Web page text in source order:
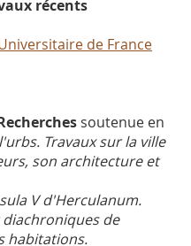
récents
de France
soutenue en
Travaux sur la ville
son architecture et
V d'Herculanum.
de
habitations.